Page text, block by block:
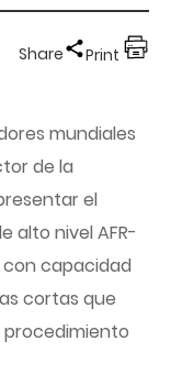
Share Print
mundiales
de la
el
alto nivel AFR-
con capacidad
cortas que
procedimiento